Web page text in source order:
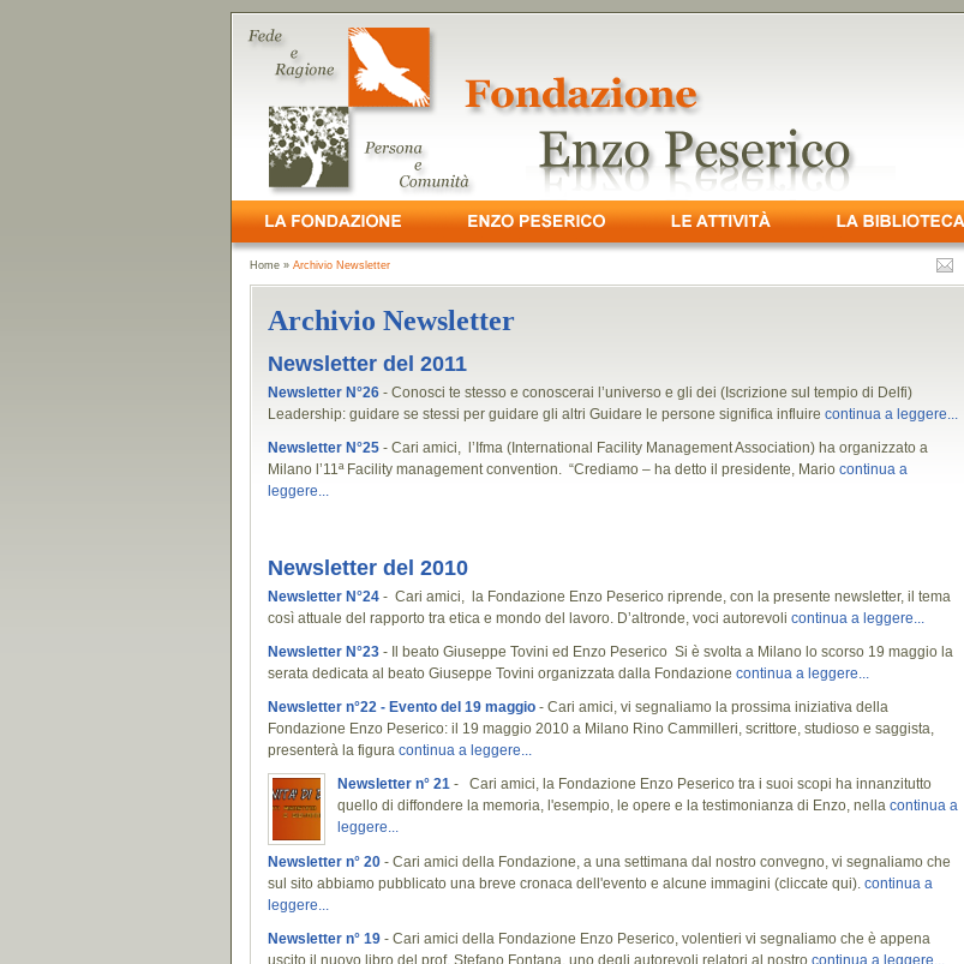
Home » Archivio Newsletter
Archivio Newsletter
Newsletter del 2011
Newsletter N°26 - Conosci te stesso e conoscerai l’universo e gli dei (Iscrizione sul tempio di Delfi)
Leadership: guidare se stessi per guidare gli altri Guidare le persone significa influire continua a leggere...
Newsletter N°25 - Cari amici, l’If­ma (International Facility Management Association) ha organizzato a
Milano l’11ª Facility ma­nagement convention. “Crediamo – ha detto il pre­sidente, Mario continua a
leggere...
Newsletter del 2010
Newsletter N°24 - Cari amici, la Fondazione Enzo Peserico riprende, con la presente newsletter, il tema
così attuale del rapporto tra etica e mondo del lavoro. D’altronde, voci autorevoli continua a leggere...
Newsletter N°23 - Il beato Giuseppe Tovini ed Enzo Peserico Si è svolta a Milano lo scorso 19 maggio la
serata dedicata al beato Giuseppe Tovini organizzata dalla Fondazione continua a leggere...
Newsletter n°22 - Evento del 19 maggio - Cari amici, vi segnaliamo la prossima iniziativa della
Fondazione Enzo Peserico: il 19 maggio 2010 a Milano Rino Cammilleri, scrittore, studioso e saggista,
presenterà la figura continua a leggere...
Newsletter n° 21 - Cari amici, la Fondazione Enzo Peserico tra i suoi scopi ha innanzitutto
quello di diffondere la memoria, l'esempio, le opere e la testimonianza di Enzo, nella continua a
leggere...
Newsletter n° 20 - Cari amici della Fondazione, a una settimana dal nostro convegno, vi segnaliamo che
sul sito abbiamo pubblicato una breve cronaca dell'evento e alcune immagini (cliccate qui). continua a
leggere...
Newsletter n° 19 - Cari amici della Fondazione Enzo Peserico, volentieri vi segnaliamo che è appena
uscito il nuovo libro del prof. Stefano Fontana, uno degli autorevoli relatori al nostro continua a leggere...